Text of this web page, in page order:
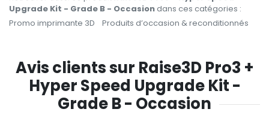
Upgrade Kit - Grade B - Occasiondans ces catégories :
Promo imprimante 3D
Produits d’occasion & reconditionnés
Avis clients sur Raise3D Pro3 +
Hyper Speed Upgrade Kit -
Grade B - Occasion